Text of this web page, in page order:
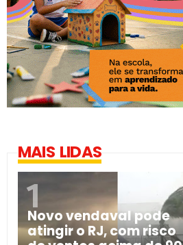
MAIS LIDAS
Novo vendaval pode
atingir o RJ, com risco